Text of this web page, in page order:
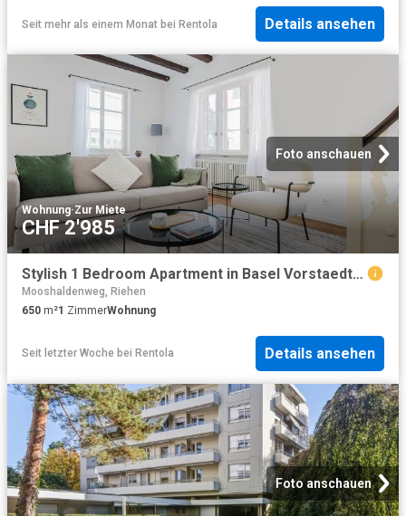
Seit mehr als einem Monat bei Rentola Details ansehen
Foto anschauen
Wohnung·Zur Miete
CHF 2'985
Stylish 1 Bedroom Apartment in Basel Vorstaedte, Basel Amsterdam Apartments for Rent
Mooshaldenweg, Riehen
650 m²1 ZimmerWohnung
Seit letzter Woche bei Rentola Details ansehen
Foto anschauen